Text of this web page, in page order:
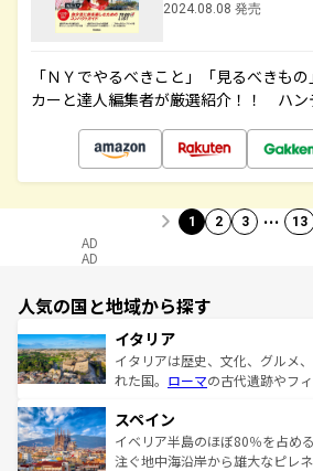
2024.08.08 発売
「ＮＹでやるべきこと」「見るべきも
カーと達人編集者が厳選紹介！！ ハン
1 2 3 … 13
AD
AD
人気の国と地域から探す
イタリア
イタリアは歴史、文化、グルメ
れた国。 ローマの古代遺跡やフ
ろん、トスカーナの美しい田園
景など、自然景観も見逃せない
ピザやパスタなど、絶品のイタ
スペイン
イベリア半島のほぼ80％を占め
注ぐ地中海沿岸から雄大なピレ